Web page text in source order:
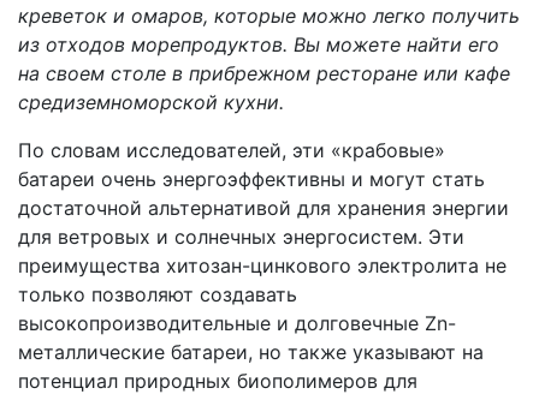
креветок и омаров, которые можно легко получить
из отходов морепродуктов. Вы можете найти его
на своем столе в прибрежном ресторане или кафе
средиземноморской кухни.
По словам исследователей, эти «крабовые»
батареи очень энергоэффективны и могут стать
достаточной альтернативой для хранения энергии
для ветровых и солнечных энергосистем. Эти
преимущества хитозан-цинкового электролита не
только позволяют создавать
высокопроизводительные и долговечные Zn-
металлические батареи, но также указывают на
потенциал природных биополимеров для